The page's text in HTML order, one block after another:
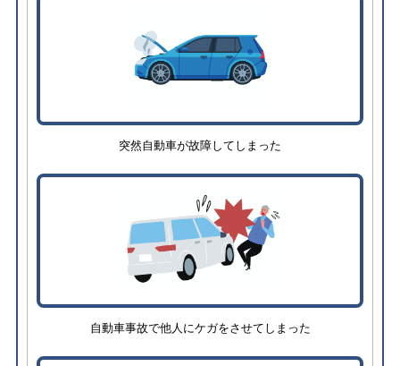
突然自動車が故障してしまった
自動車事故で他人にケガをさせてしまった